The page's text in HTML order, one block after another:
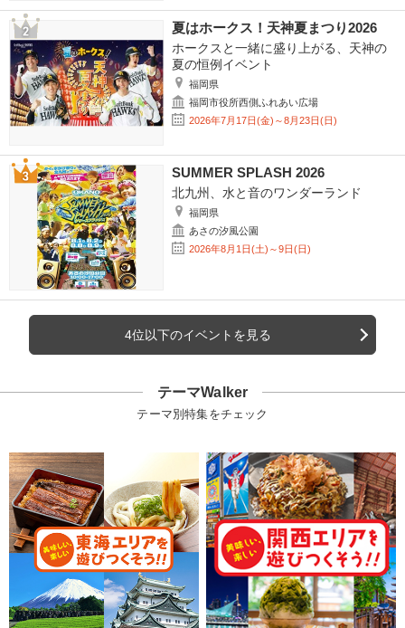
夏はホークス！天神夏まつり2026
ホークスと一緒に盛り上がる、天神の
夏の恒例イベント
福岡県
福岡市役所西側ふれあい広場
2026年7月17日(金)～8月23日(日)
SUMMER SPLASH 2026
北九州、水と音のワンダーランド
福岡県
あさの汐風公園
2026年8月1日(土)～9日(日)
4位以下のイベントを見る
テーマWalker
テーマ別特集をチェック